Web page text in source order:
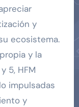
y
ecosistema.
y la
5, HFM
impulsadas
y